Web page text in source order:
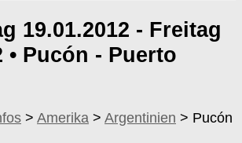
19.01.2012 - Freitag
• Pucón - Puerto
> Amerika > Argentinien > Pucón